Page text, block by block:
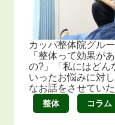
カッパ整体院グル
「整体って効果が
の?」「私にはどん
いったお悩みに対
なお話をさせていた
整体 コラム